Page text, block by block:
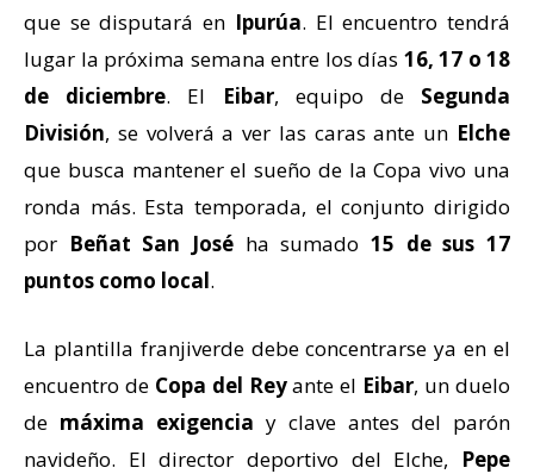
que se disputará en Ipurúa. El encuentro tendrá
lugar la próxima semana entre los días 16, 17 o 18
de diciembre. El Eibar, equipo de Segunda
División, se volverá a ver las caras ante un Elche
que busca mantener el sueño de la Copa vivo una
ronda más. Esta temporada, el conjunto dirigido
por Beñat San José ha sumado15 de sus 17
puntos como local.
La plantilla franjiverde debe concentrarse ya en el
encuentro de Copa del Reyante el Eibar, un duelo
de máxima exigencia y clave antes del parón
navideño. El director deportivo del Elche, Pepe